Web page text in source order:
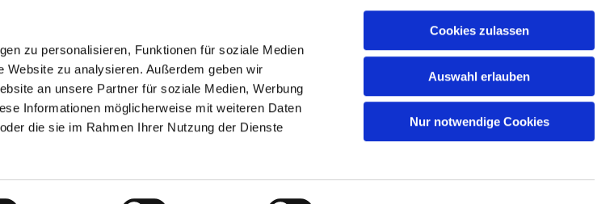
zu personalisieren, Funktionen für soziale Medien
Website zu analysieren. Außerdem geben wir
an unsere Partner für soziale Medien, Werbung
Informationen möglicherweise mit weiteren Daten
die sie im Rahmen Ihrer Nutzung der Dienste
Cookies zulassen
Auswahl erlauben
Nur notwendige Cookies
bleibt am 1. Januar, 1. Mai und 3.
Oktober geschlossen!